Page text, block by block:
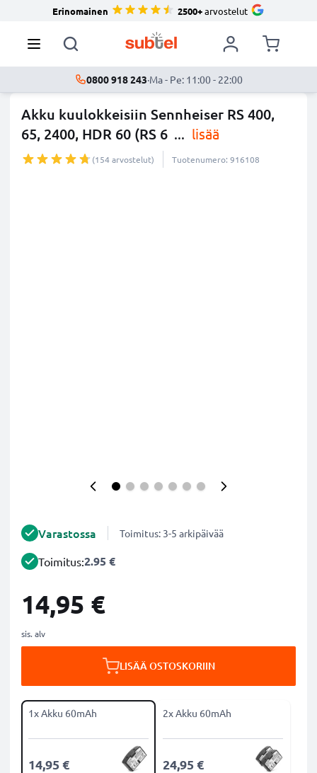
Erinomainen 2500+arvostelut
0800 918 243·Ma - Pe: 11:00 - 22:00
Akku kuulokkeisiin Sennheiser RS 400,
65, 2400, HDR 60 (RS 6 ... lisää
(154 arvostelut) Tuotenumero: 916108
Varastossa Toimitus: 3-5 arkipäivää
Toimitus:2.95 €
14,95 €
sis. alv
LISÄÄ OSTOSKORIIN
1x Akku 60mAh
14,95 €
2x Akku 60mAh
24,95 €